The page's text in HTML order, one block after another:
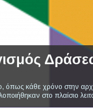
όπως κάθε χρόνο στην
στο πλαίσιο